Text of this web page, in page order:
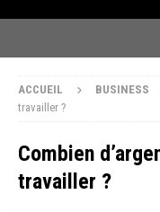
ACCUEIL BUSINESS
travailler ?
Combien
travailler ?